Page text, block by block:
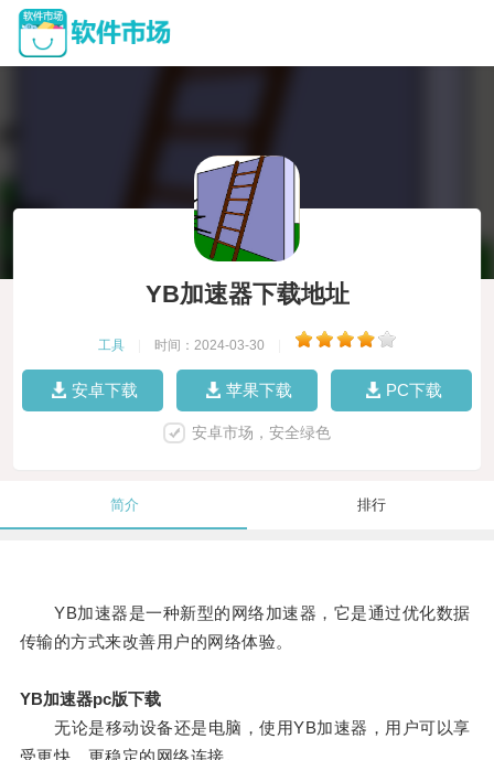
YB加速器下载地址
工具 时间：2024-03-30
安卓下载 苹果下载 PC下载
安卓市场，安全绿色
简介 排行
YB加速器是一种新型的网络加速器，它是通过优化数据
传输的方式来改善用户的网络体验。
YB加速器pc版下载
无论是移动设备还是电脑，使用YB加速器，用户可以享